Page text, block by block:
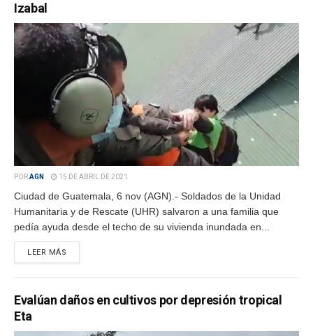
Izabal
PORAGN 15 DE ABRIL DE 2021
Ciudad de Guatemala, 6 nov (AGN).- Soldados de la Unidad
Humanitaria y de Rescate (UHR) salvaron a una familia que
pedía ayuda desde el techo de su vivienda inundada en...
LEER MÁS
Evalúan daños en cultivos por depresión tropical
Eta